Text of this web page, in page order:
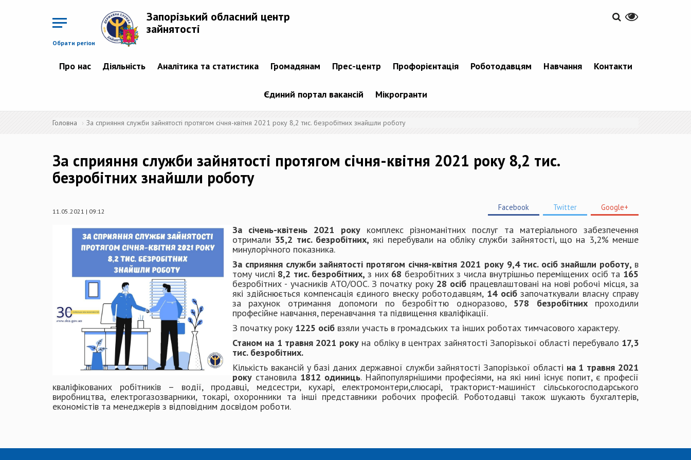
Обрати регіон
Запорізький обласний центр
зайнятості
Про нас Діяльність Аналітика та статистика Громадянам Прес-центр Профорієнтація Роботодавцям Навчання Контакти
Єдиний портал вакансій Мікрогранти
Головна За сприяння служби зайнятості протягом січня-квітня 2021 року 8,2 тис. безробітних знайшли роботу
За сприяння служби зайнятості протягом січня-квітня 2021 року 8,2 тис.
безробітних знайшли роботу
11.05.2021 | 09:12 Facebook Twitter Google+
За січень-квітень 2021 року комплекс різноманітних послуг та матеріального забезпечення
отримали 35,2 тис. безробітних, які перебували на обліку служби зайнятості, що на 3,2% менше
минулорічного показника.
За сприяння служби зайнятості протягом січня-квітня 2021 року 9,4 тис. осіб знайшли роботу, в
тому числі 8,2 тис. безробітних,з них 68 безробітних з числа внутрішньо переміщених осіб та 165
безробітних - учасників АТО/ООС. З початку року 28 осіб працевлаштовані на нові робочі місця, за
які здійснюється компенсація єдиного внеску роботодавцям, 14 осібзапочаткували власну справу
за рахунок отримання допомоги по безробіттю одноразово, 578 безробітнихпроходили
професійне навчання, перенавчання та підвищення кваліфікації.
З початку року 1225 осіб взяли участь в громадських та інших роботах тимчасового характеру.
Станом на 1 травня 2021 рокуна обліку в центрах зайнятості Запорізької області перебувало 17,3
тис. безробітних.
Кількість вакансій у базі даних державної служби зайнятості Запорізької області на 1 травня 2021
року становила 1812 одиниць. Найпопулярнішими професіями, на які нині існує попит, є професії
кваліфікованих робітників – водії, продавці, медсестри, кухарі, електромонтери,слюсарі, тракторист-машиніст сільськогосподарського
виробництва, електрогазозварники, токарі, охоронники та інші представники робочих професій. Роботодавці також шукають бухгалтерів,
економістів та менеджерів з відповідним досвідом роботи.